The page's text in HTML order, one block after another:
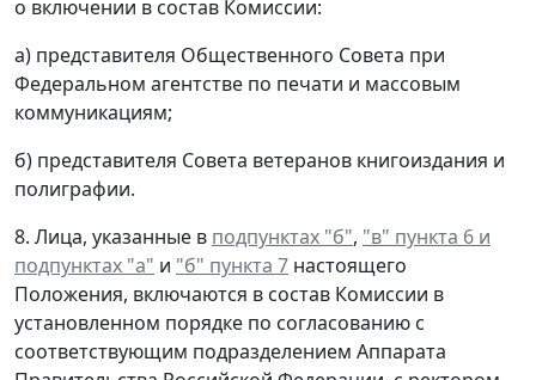
о включении в состав Комиссии:
а) представителя Общественного Совета при
Федеральном агентстве по печати и массовым
коммуникациям;
б) представителя Совета ветеранов книгоиздания и
полиграфии.
8. Лица, указанные в подпунктах "б", "в" пункта 6 и
подпунктах "а" и "б" пункта 7 настоящего
Положения, включаются в состав Комиссии в
установленном порядке по согласованию с
соответствующим подразделением Аппарата